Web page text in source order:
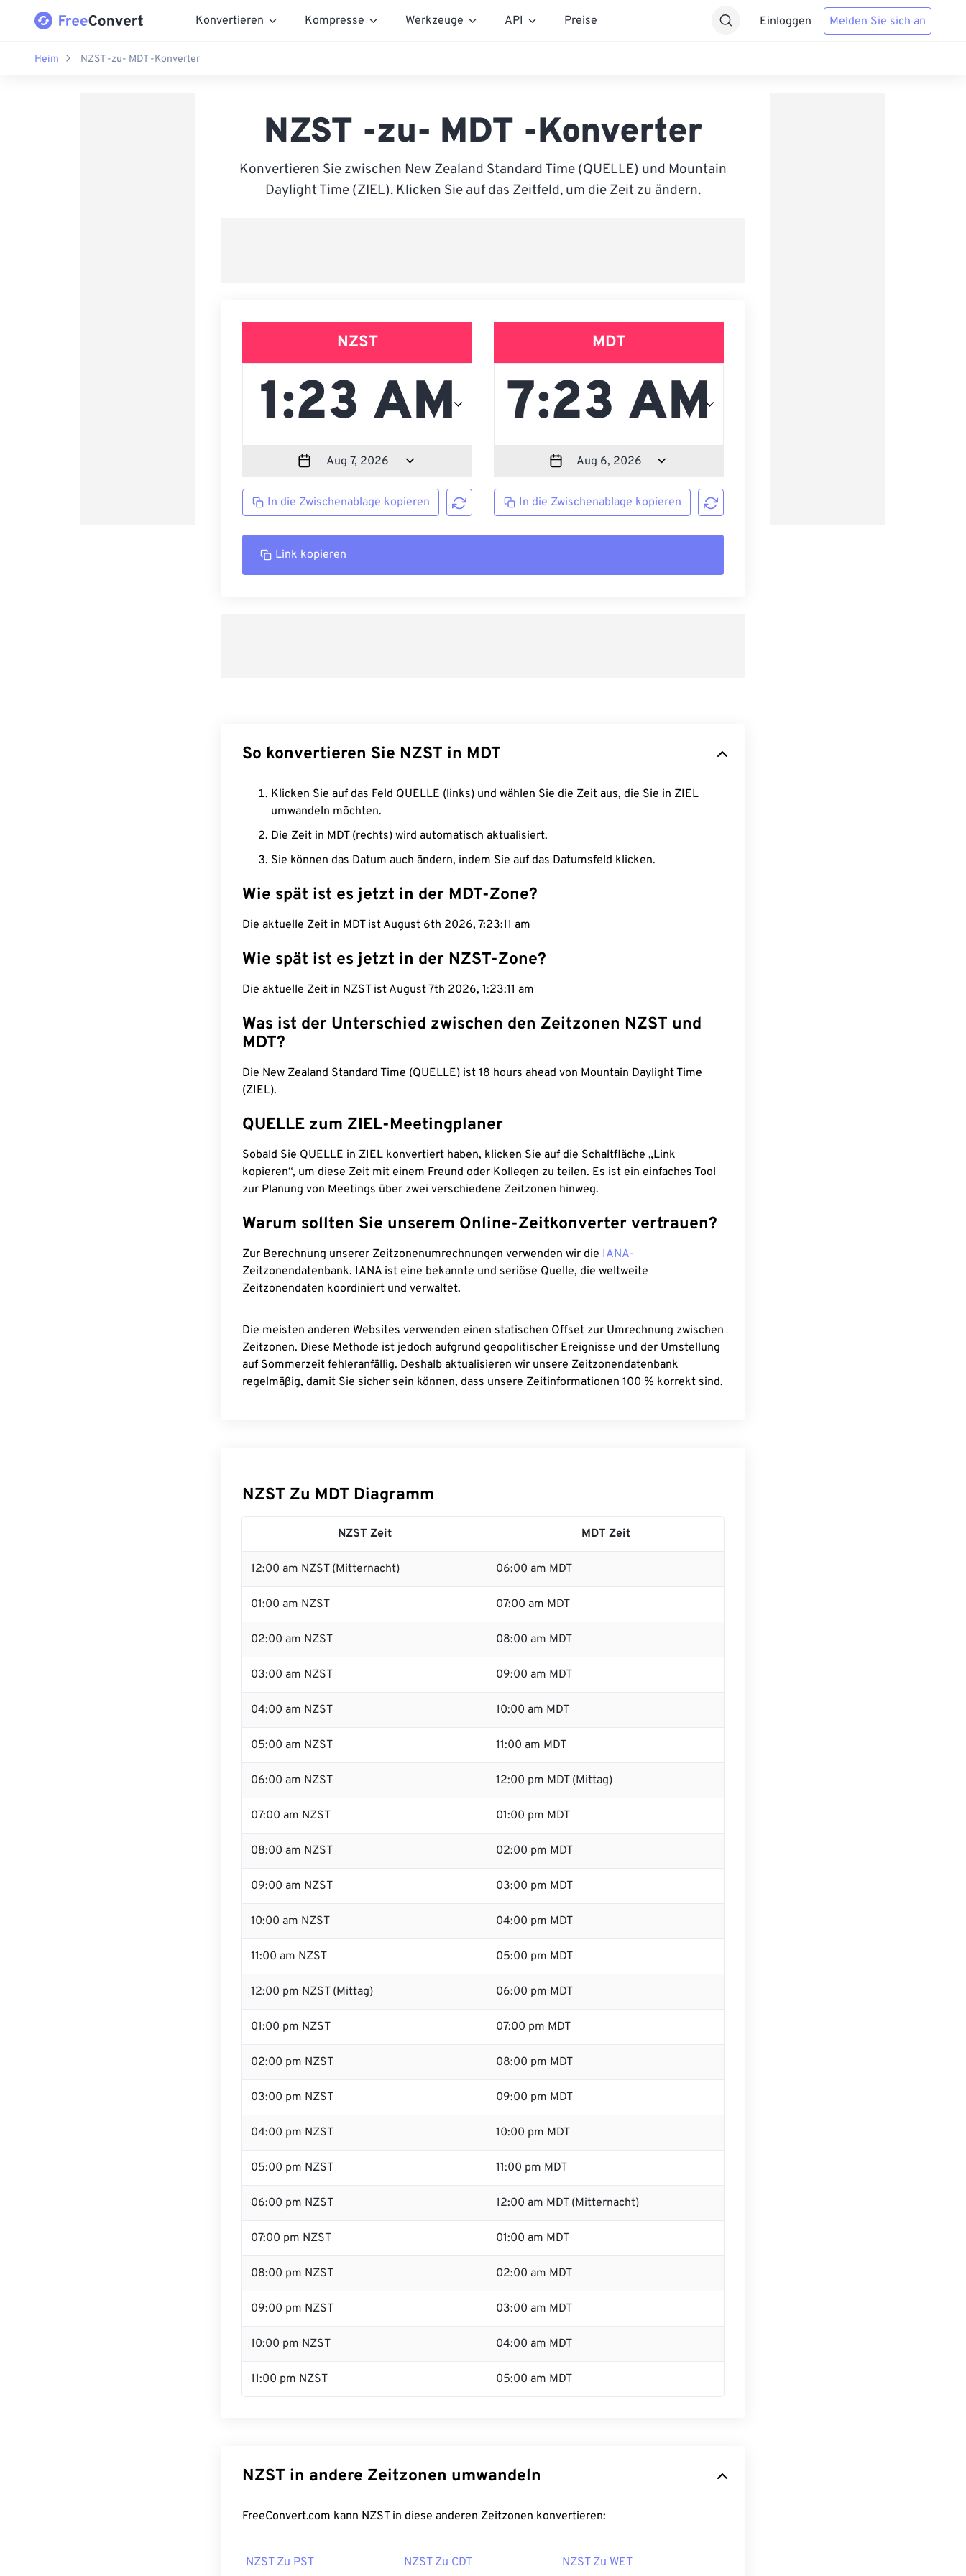
Konvertieren Kompresse Werkzeuge API Preise Einloggen Melden Sie sich an
Heim NZST -zu- MDT -Konverter
NZST -zu- MDT -Konverter
Konvertieren Sie zwischen New Zealand Standard Time (QUELLE) und Mountain
Daylight Time (ZIEL). Klicken Sie auf das Zeitfeld, um die Zeit zu ändern.
NZST
In die Zwischenablage kopieren
MDT
In die Zwischenablage kopieren
Link kopieren
So konvertieren Sie NZST in MDT
Klicken Sie auf das Feld QUELLE (links) und wählen Sie die Zeit aus, die Sie in ZIEL
umwandeln möchten.
Die Zeit in MDT (rechts) wird automatisch aktualisiert.
Sie können das Datum auch ändern, indem Sie auf das Datumsfeld klicken.
Wie spät ist es jetzt in der MDT-Zone?
Die aktuelle Zeit in MDT ist August 6th 2026, 7:23:12 am
Wie spät ist es jetzt in der NZST-Zone?
Die aktuelle Zeit in NZST ist August 7th 2026, 1:23:12 am
Was ist der Unterschied zwischen den Zeitzonen NZST und
MDT?
Die New Zealand Standard Time (QUELLE) ist 18 hours ahead von Mountain Daylight Time
(ZIEL).
QUELLE zum ZIEL-Meetingplaner
Sobald Sie QUELLE in ZIEL konvertiert haben, klicken Sie auf die Schaltfläche „Link
kopieren“, um diese Zeit mit einem Freund oder Kollegen zu teilen. Es ist ein einfaches Tool
zur Planung von Meetings über zwei verschiedene Zeitzonen hinweg.
Warum sollten Sie unserem Online-Zeitkonverter vertrauen?
Zur Berechnung unserer Zeitzonenumrechnungen verwenden wir die IANA-
Zeitzonendatenbank. IANA ist eine bekannte und seriöse Quelle, die weltweite
Zeitzonendaten koordiniert und verwaltet.
Die meisten anderen Websites verwenden einen statischen Offset zur Umrechnung zwischen
Zeitzonen. Diese Methode ist jedoch aufgrund geopolitischer Ereignisse und der Umstellung
auf Sommerzeit fehleranfällig. Deshalb aktualisieren wir unsere Zeitzonendatenbank
regelmäßig, damit Sie sicher sein können, dass unsere Zeitinformationen 100 % korrekt sind.
NZST Zu MDT Diagramm
NZST Zeit MDT Zeit
12:00 am NZST (Mitternacht) 06:00 am MDT
01:00 am NZST 07:00 am MDT
02:00 am NZST 08:00 am MDT
03:00 am NZST 09:00 am MDT
04:00 am NZST 10:00 am MDT
05:00 am NZST 11:00 am MDT
06:00 am NZST 12:00 pm MDT (Mittag)
07:00 am NZST 01:00 pm MDT
08:00 am NZST 02:00 pm MDT
09:00 am NZST 03:00 pm MDT
10:00 am NZST 04:00 pm MDT
11:00 am NZST 05:00 pm MDT
12:00 pm NZST (Mittag) 06:00 pm MDT
01:00 pm NZST 07:00 pm MDT
02:00 pm NZST 08:00 pm MDT
03:00 pm NZST 09:00 pm MDT
04:00 pm NZST 10:00 pm MDT
05:00 pm NZST 11:00 pm MDT
06:00 pm NZST 12:00 am MDT (Mitternacht)
07:00 pm NZST 01:00 am MDT
08:00 pm NZST 02:00 am MDT
09:00 pm NZST 03:00 am MDT
10:00 pm NZST 04:00 am MDT
11:00 pm NZST 05:00 am MDT
NZST in andere Zeitzonen umwandeln
FreeConvert.com kann NZST in diese anderen Zeitzonen konvertieren:
NZST Zu PST NZST Zu CDT NZST Zu WET